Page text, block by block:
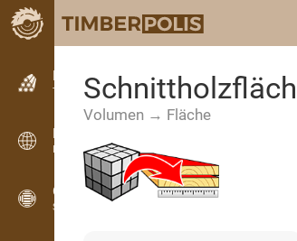
Kleinanzeigen
Textanzeigen
Kleinanzeigen
Internationale Anzeigen
OPTI-TIMB
Schnittbilder
Volumen → Fläche